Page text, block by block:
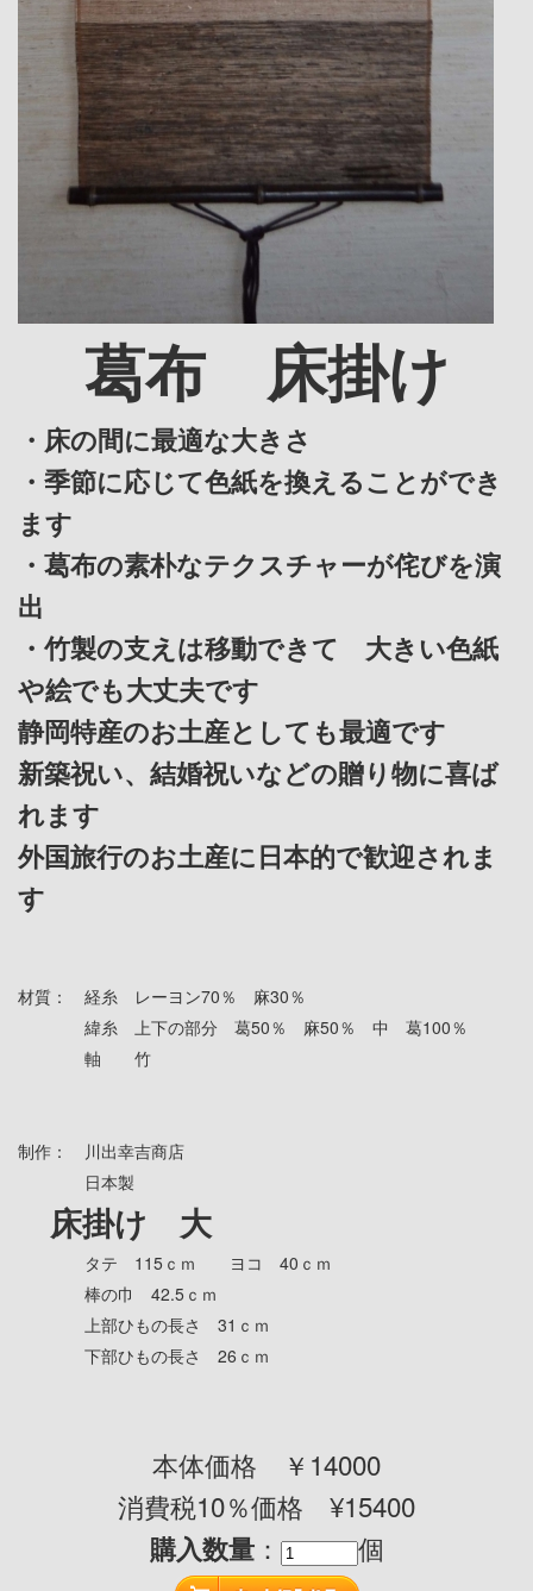
葛布 床掛け
・床の間に最適な大きさ
・季節に応じて色紙を換えることができ
ます
・葛布の素朴なテクスチャーが侘びを演
出
・竹製の支えは移動できて 大きい色紙
や絵でも大丈夫です
静岡特産のお土産としても最適です
新築祝い、結婚祝いなどの贈り物に喜ば
れます
外国旅行のお土産に日本的で歓迎されま
す
材質： 経糸 レーヨン70％ 麻30％
緯糸 上下の部分 葛50％ 麻50％ 中 葛100％
軸 竹
制作： 川出幸吉商店
日本製
床掛け 大
タテ 115ｃｍ ヨコ 40ｃｍ
棒の巾 42.5ｃｍ
上部ひもの長さ 31ｃｍ
下部ひもの長さ 26ｃｍ
本体価格 ￥14000
消費税10％価格 ¥15400
購入数量： 個